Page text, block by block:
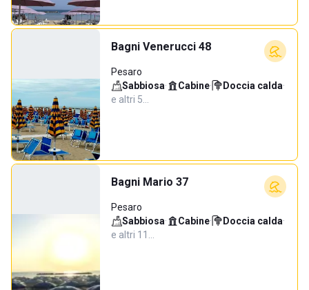
Bagni Venerucci 48
Pesaro
Sabbiosa· Cabine· Doccia calda·
e altri 5…
Bagni Mario 37
Pesaro
Sabbiosa· Cabine· Doccia calda·
e altri 11…